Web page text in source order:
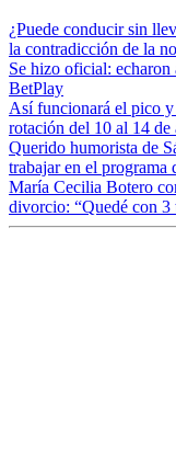
¿Puede conducir sin
la contradicción de la
Se hizo oficial:
BetPlay
Así funcionará el pico y
rotación del 10 al 14 de
Querido humorista de
trabajar en el programa
María Cecilia Botero
divorcio: “Quedé con 3